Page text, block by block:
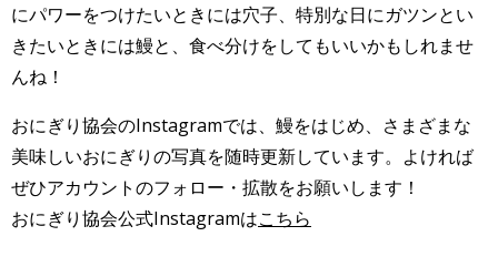
にパワーをつけたいときには穴子、特別な日にガツンとい
きたいときには鰻と、食べ分けをしてもいいかもしれませ
んね！
おにぎり協会のInstagramでは、鰻をはじめ、さまざまな
美味しいおにぎりの写真を随時更新しています。よければ
ぜひアカウントのフォロー・拡散をお願いします！
おにぎり協会公式Instagramはこちら